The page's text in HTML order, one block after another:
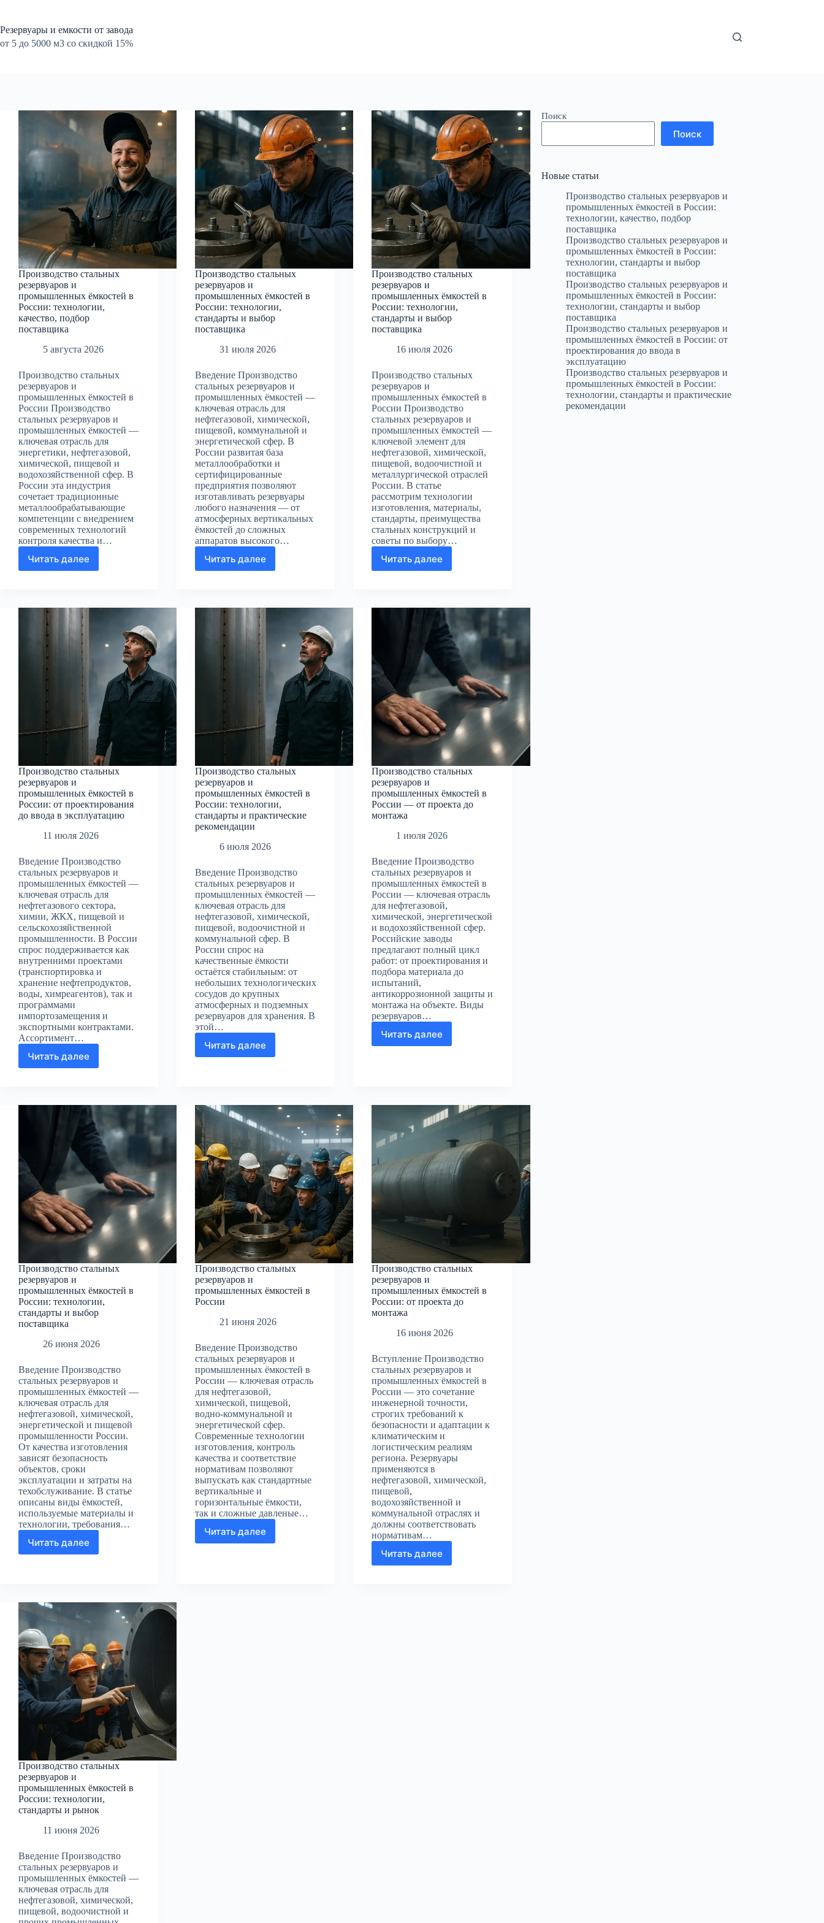
сути
Резервуары и емкости от завода
от 5 до 5000 м3 со скидкой 15%
Производство стальных
резервуаров и
промышленных ёмкостей в
России: технологии,
качество, подбор
поставщика
5 августа 2026
Производство стальных
резервуаров и
промышленных ёмкостей в
России Производство
стальных резервуаров и
промышленных ёмкостей —
ключевая отрасль для
энергетики, нефтегазовой,
химической, пищевой и
водохозяйственной сфер. В
России эта индустрия
сочетает традиционные
металлообрабатывающие
компетенции с внедрением
современных технологий
контроля качества и…
Читать далее
Производство
промышленных
ёмкостей
в
России:
технологии,
качество,
подбор
поставщика
Производство стальных
резервуаров и
промышленных ёмкостей в
России: технологии,
стандарты и выбор
поставщика
31 июля 2026
Введение Производство
стальных резервуаров и
промышленных ёмкостей —
ключевая отрасль для
нефтегазовой, химической,
пищевой, коммунальной и
энергетической сфер. В
России развитая база
металлообработки и
сертифицированные
предприятия позволяют
изготавливать резервуары
любого назначения — от
атмосферных вертикальных
ёмкостей до сложных
аппаратов высокого…
Читать далее
Производство
промышленных
ёмкостей
России:
технологии,
стандарты
выбор
поставщика
Производство стальных
резервуаров и
промышленных ёмкостей в
России: технологии,
стандарты и выбор
поставщика
16 июля 2026
Производство стальных
резервуаров и
промышленных ёмкостей в
России Производство
стальных резервуаров и
промышленных ёмкостей —
ключевой элемент для
нефтегазовой, химической,
пищевой, водоочистной и
металлургической отраслей
России. В статье
рассмотрим технологии
изготовления, материалы,
стандарты, преимущества
стальных конструкций и
советы по выбору…
Читать далееПроизводство
промышленных
ёмкостей
России:
технологии,
стандарты
и
выбор
поставщика
Производство стальных
резервуаров и
промышленных ёмкостей в
России: от проектирования
до ввода в эксплуатацию
11 июля 2026
Введение Производство
стальных резервуаров и
промышленных ёмкостей —
ключевая отрасль для
нефтегазового сектора,
химии, ЖКХ, пищевой и
сельскохозяйственной
промышленности. В России
спрос поддерживается как
внутренними проектами
(транспортировка и
хранение нефтепродуктов,
воды, химреагентов), так и
программами
импортозамещения и
экспортными контрактами.
Ассортимент…
Читать далее
Производство
промышленных
ёмкостей
России:
от
проектирования
до
ввода
в
эксплуатацию
Производство стальных
резервуаров и
промышленных ёмкостей в
России: технологии,
стандарты и практические
рекомендации
6 июля 2026
Введение Производство
стальных резервуаров и
промышленных ёмкостей —
ключевая отрасль для
нефтегазовой, химической,
пищевой, водоочистной и
коммунальной сфер. В
России спрос на
качественные ёмкости
остаётся стабильным: от
небольших технологических
сосудов до крупных
атмосферных и подземных
резервуаров для хранения. В
этой…
Читать далее
Производство
ёмкостей
в
России:
технологии,
стандарты
и
практические
рекомендации
Производство стальных
резервуаров и
промышленных ёмкостей в
России — от проекта до
монтажа
1 июля 2026
Введение Производство
стальных резервуаров и
промышленных ёмкостей в
России — ключевая отрасль
для нефтегазовой,
химической, энергетической
и водохозяйственной сфер.
Российские заводы
предлагают полный цикл
работ: от проектирования и
подбора материала до
испытаний,
антикоррозионной защиты и
монтажа на объекте. Виды
резервуаров…
Читать далееПроизводство
в
России
—
проекта
до
монтажа
Производство стальных
резервуаров и
промышленных ёмкостей в
России: технологии,
стандарты и выбор
поставщика
26 июня 2026
Введение Производство
стальных резервуаров и
промышленных ёмкостей —
ключевая отрасль для
нефтегазовой, химической,
энергетической и пищевой
промышленности России.
От качества изготовления
зависят безопасность
объектов, сроки
эксплуатации и затраты на
техобслуживание. В статье
описаны виды ёмкостей,
используемые материалы и
технологии, требования…
Читать далее
Производство
ёмкостей
в
России:
технологии,
стандарты
и
выбор
поставщика
Производство стальных
резервуаров и
промышленных ёмкостей в
России
21 июня 2026
Введение Производство
стальных резервуаров и
промышленных ёмкостей в
России — ключевая отрасль
для нефтегазовой,
химической, пищевой,
водно-коммунальной и
энергетической сфер.
Современные технологии
изготовления, контроль
качества и соответствие
нормативам позволяют
выпускать как стандартные
вертикальные и
горизонтальные ёмкости,
так и сложные давленые…
Читать далее
Производство
Производство стальных
резервуаров и
промышленных ёмкостей в
России: от проекта до
монтажа
16 июня 2026
Вступление Производство
стальных резервуаров и
промышленных ёмкостей в
России — это сочетание
инженерной точности,
строгих требований к
безопасности и адаптации к
климатическим и
логистическим реалиям
региона. Резервуары
применяются в
нефтегазовой, химической,
пищевой,
водохозяйственной и
коммунальной отраслях и
должны соответствовать
нормативам…
Читать далееПроизводство
Производство стальных
резервуаров и
промышленных ёмкостей в
России: технологии,
стандарты и рынок
11 июня 2026
Введение Производство
стальных резервуаров и
промышленных ёмкостей —
ключевая отрасль для
нефтегазовой, химической,
пищевой, водоочистной и
Поиск
Поиск
Новые статьи
Производство стальных резервуаров и
промышленных ёмкостей в России:
технологии, качество, подбор
поставщика
Производство стальных резервуаров и
промышленных ёмкостей в России:
технологии, стандарты и выбор
поставщика
Производство стальных резервуаров и
промышленных ёмкостей в России:
технологии, стандарты и выбор
поставщика
Производство стальных резервуаров и
промышленных ёмкостей в России: от
проектирования до ввода в
эксплуатацию
Производство стальных резервуаров и
промышленных ёмкостей в России:
технологии, стандарты и практические
рекомендации